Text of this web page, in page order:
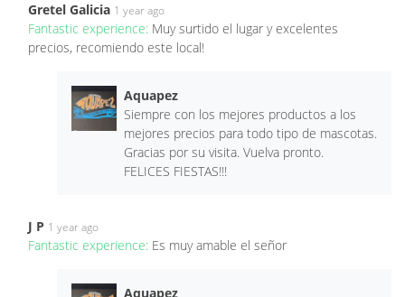
Gretel Galicia 1 year ago
Fantastic experience: Muy surtido el lugar y excelentes
precios, recomiendo este local!
Aquapez
Siempre con los mejores productos a los
mejores precios para todo tipo de mascotas.
Gracias por su visita. Vuelva pronto.
FELICES FIESTAS!!!
J P 1 year ago
Fantastic experience: Es muy amable el señor
Aquapez